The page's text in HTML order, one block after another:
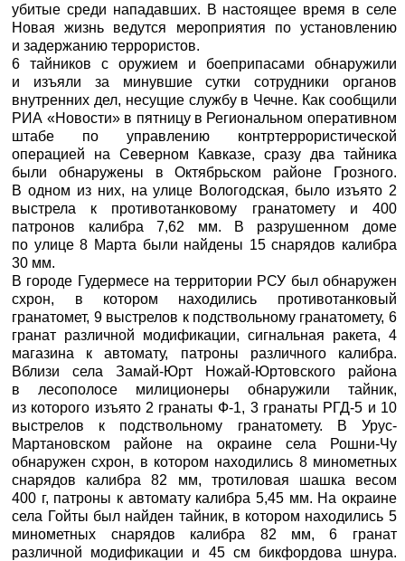
убитые среди нападавших. В настоящее время в селе
Новая жизнь ведутся мероприятия по установлению
и задержанию террористов.
6 тайников с оружием и боеприпасами обнаружили
и изъяли за минувшие сутки сотрудники органов
внутренних дел, несущие службу в Чечне. Как сообщили
РИА «Новости» в пятницу в Региональном оперативном
штабе по управлению контртеррористической
операцией на Северном Кавказе, сразу два тайника
были обнаружены в Октябрьском районе Грозного.
В одном из них, на улице Вологодская, было изъято 2
выстрела к противотанковому гранатомету и 400
патронов калибра 7,62 мм. В разрушенном доме
по улице 8 Марта были найдены 15 снарядов калибра
30 мм.
В городе Гудермесе на территории РСУ был обнаружен
схрон, в котором находились противотанковый
гранатомет, 9 выстрелов к подствольному гранатомету, 6
гранат различной модификации, сигнальная ракета, 4
магазина к автомату, патроны различного калибра.
Вблизи села Замай-Юрт Ножай-Юртовского района
в лесополосе милиционеры обнаружили тайник,
из которого изъято 2 гранаты Ф-1, 3 гранаты РГД-5 и 10
выстрелов к подствольному гранатомету. В Урус-
Мартановском районе на окраине села Рошни-Чу
обнаружен схрон, в котором находились 8 минометных
снарядов калибра 82 мм, тротиловая шашка весом
400 г, патроны к автомату калибра 5,45 мм. На окраине
села Гойты был найден тайник, в котором находились 5
минометных снарядов калибра 82 мм, 6 гранат
различной модификации и 45 см бикфордова шнура.